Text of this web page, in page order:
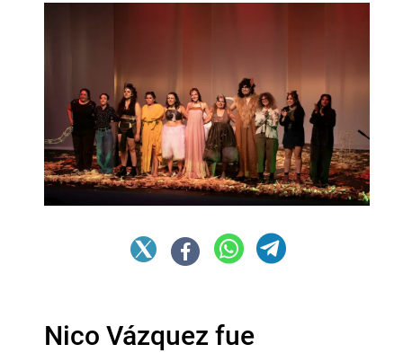
Nico Vázquez fue